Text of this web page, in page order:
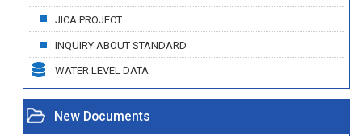
JICA PROJECT
INQUIRY ABOUT STANDARD
WATER LEVEL DATA
New Documents